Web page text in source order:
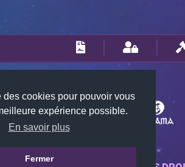
des cookies pour pouvoir vous
expérience possible.
En savoir plus
Fermer